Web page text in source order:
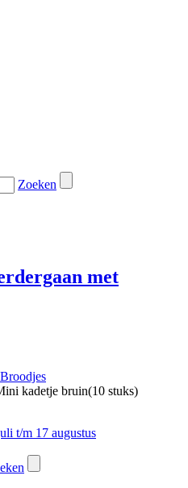
Zoeken
met
kadetje bruin(10 stuks)
t/m 17 augustus